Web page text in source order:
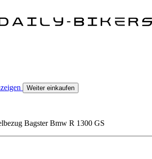
Weiter einkaufen
Bagster Bmw R 1300 GS